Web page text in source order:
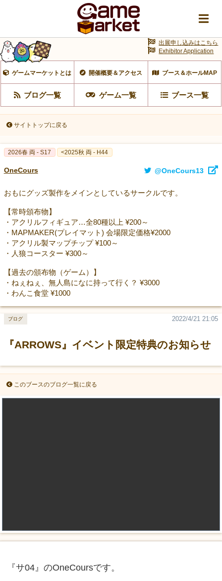
ゲームマーケットとは 開催概要＆アクセス ブース＆ホールMAP
ブログ一覧 ゲーム一覧 ブース一覧
出展申し込みはこちら
Exhibitor Application
サイトトップに戻る
2026春 両 - S17 <2025秋 両 - H44
OneCours @OneCours13
おもにグッズ製作をメインとしているサークルです。
【常時頒布物】
・アクリルフィギュア…全80種以上 ¥200～
・MAPMAKER(プレイマット) 会場限定価格¥2000
・アクリル製マップチップ ¥100～
・人狼コースター ¥300～
【過去の頒布物（ゲーム）】
・ねぇねぇ、無人島になに持って行く？ ¥3000
・わんこ食堂 ¥1000
『ARROWS』イベント限定特典のお知らせ
2022/4/21 21:05
ブログ
このブースのブログ一覧に戻る
『サ04』のOneCoursです。